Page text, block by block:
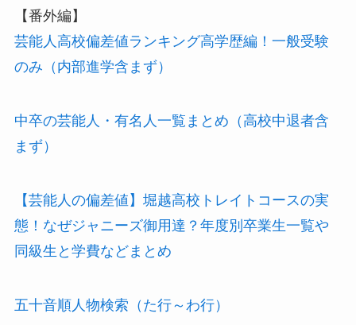
【番外編】
芸能人高校偏差値ランキング高学歴編！一般受験
のみ（内部進学含まず）
中卒の芸能人・有名人一覧まとめ（高校中退者含
まず）
【芸能人の偏差値】堀越高校トレイトコースの実
態！なぜジャニーズ御用達？年度別卒業生一覧や
同級生と学費などまとめ
五十音順人物検索（た行～わ行）